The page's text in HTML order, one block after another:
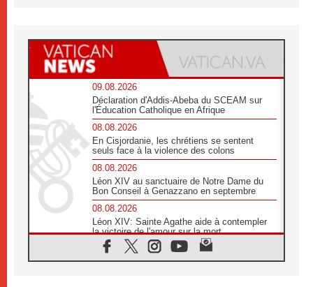
09.08.2026
Déclaration d'Addis-Abeba du SCEAM sur
l'Éducation Catholique en Afrique
08.08.2026
En Cisjordanie, les chrétiens se sentent
seuls face à la violence des colons
08.08.2026
Léon XIV au sanctuaire de Notre Dame du
Bon Conseil à Genazzano en septembre
08.08.2026
Léon XIV: Sainte Agathe aide à contempler
la victoire de l'amour sur la mort
08.08.2026
«Relancer l'empathie», le projet Triennal d'art